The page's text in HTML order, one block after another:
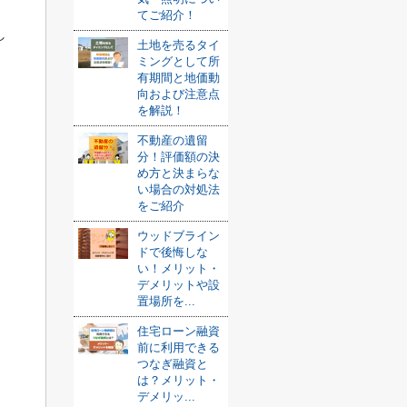
てご紹介！
土地を売るタイ
ミングとして所
有期間と地価動
向および注意点
を解説！
不動産の遺留
分！評価額の決
め方と決まらな
い場合の対処法
をご紹介
ウッドブライン
ドで後悔しな
い！メリット・
デメリットや設
置場所を...
住宅ローン融資
前に利用できる
つなぎ融資と
は？メリット・
デメリッ...